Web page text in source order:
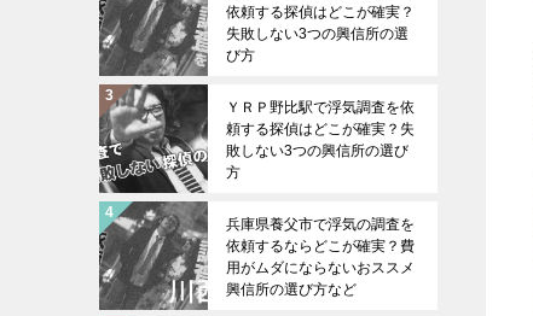
依頼する探偵はどこが確実？
失敗しない3つの興信所の選
び方
ＹＲＰ野比駅で浮気調査を依
頼する探偵はどこが確実？失
敗しない3つの興信所の選び
方
兵庫県養父市で浮気の調査を
依頼するならどこが確実？費
用がムダにならないおススメ
興信所の選び方など